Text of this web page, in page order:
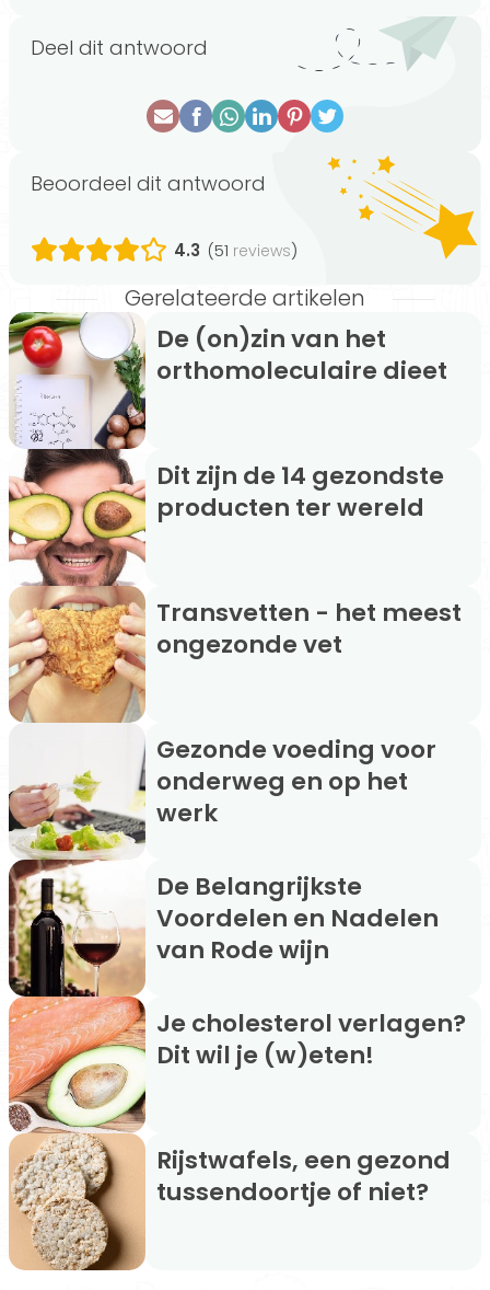
Deel dit antwoord
Beoordeel dit antwoord
4.3 (51 reviews)
Gerelateerde artikelen
De (on)zin van het
orthomoleculaire dieet
Dit zijn de 14 gezondste
producten ter wereld
Transvetten - het meest
ongezonde vet
Gezonde voeding voor
onderweg en op het
werk
De Belangrijkste
Voordelen en Nadelen
van Rode wijn
Je cholesterol verlagen?
Dit wil je (w)eten!
Rijstwafels, een gezond
tussendoortje of niet?